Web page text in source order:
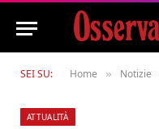
SEI SU: Home » Notizie
ATTUALITÀ